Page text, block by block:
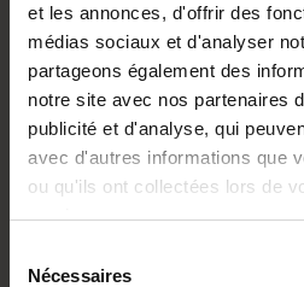
et les annonces, d'offrir des
médias sociaux et d'analyser
partageons également des
notre site avec nos partenaires
publicité et d'analyse, qui
avec d'autres informations que
ou qu'ils ont collectées lors de
services.
Nécessaires
Achetez local sur
notre boutique
Découvrez les produits